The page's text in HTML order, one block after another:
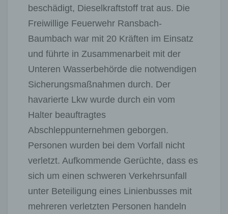
beschädigt, Dieselkraftstoff trat aus. Die
Freiwillige Feuerwehr Ransbach-
Baumbach war mit 20 Kräften im Einsatz
und führte in Zusammenarbeit mit der
Unteren Wasserbehörde die notwendigen
Sicherungsmaßnahmen durch. Der
havarierte Lkw wurde durch ein vom
Halter beauftragtes
Abschleppunternehmen geborgen.
Personen wurden bei dem Vorfall nicht
verletzt. Aufkommende Gerüchte, dass es
sich um einen schweren Verkehrsunfall
unter Beteiligung eines Linienbusses mit
mehreren verletzten Personen handeln